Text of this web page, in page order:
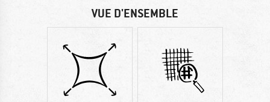
VUE D'ENSEMBLE